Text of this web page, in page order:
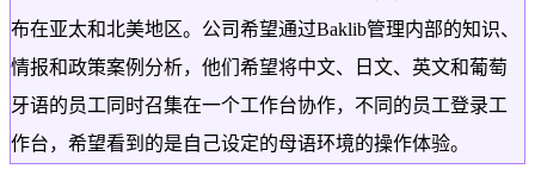
布在亚太和北美地区。公司希望通过Baklib管理内部的知识、
情报和政策案例分析，他们希望将中文、日文、英文和葡萄
牙语的员工同时召集在一个工作台协作，不同的员工登录工
作台，希望看到的是自己设定的母语环境的操作体验。